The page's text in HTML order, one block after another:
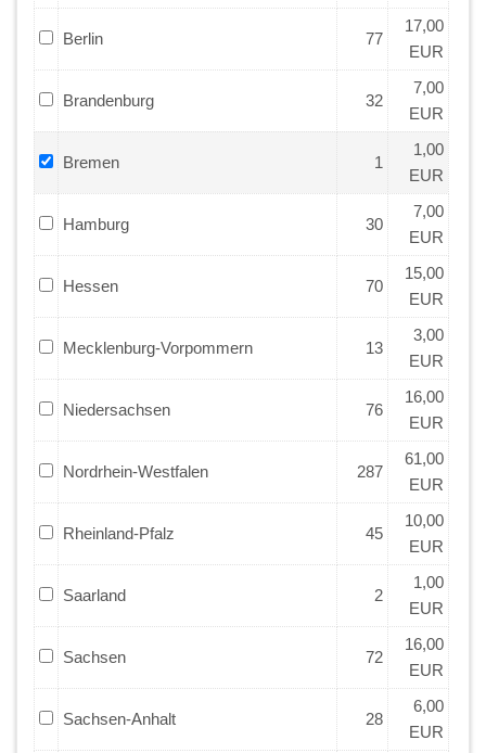
Berlin 77
17,00
EUR
Brandenburg 32
7,00
EUR
Bremen 1
1,00
EUR
Hamburg 30
7,00
EUR
Hessen 70
15,00
EUR
Mecklenburg-Vorpommern 13
3,00
EUR
Niedersachsen 76
16,00
EUR
Nordrhein-Westfalen 287
61,00
EUR
Rheinland-Pfalz 45
10,00
EUR
Saarland 2
1,00
EUR
Sachsen 72
16,00
EUR
Sachsen-Anhalt 28
6,00
EUR